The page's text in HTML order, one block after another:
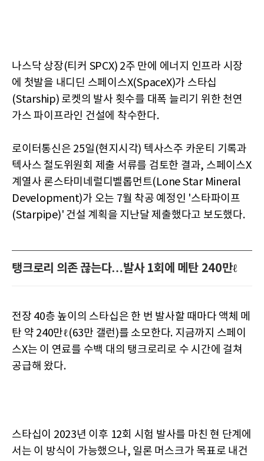
나스닥 상장(티커 SPCX) 2주 만에 에너지 인프라 시장
에 첫발을 내디딘 스페이스X(SpaceX)가 스타십
(Starship) 로켓의 발사 횟수를 대폭 늘리기 위한 천연
가스 파이프라인 건설에 착수한다.
로이터통신은 25일(현지시각) 텍사스주 카운티 기록과
텍사스 철도위원회 제출 서류를 검토한 결과, 스페이스X
계열사 론스타미네럴디벨롭먼트(Lone Star Mineral
Development)가 오는 7월 착공 예정인 '스타파이프
(Starpipe)' 건설 계획을 지난달 제출했다고 보도했다.
탱크로리 의존 끊는다…발사 1회에 메탄 240만ℓ
전장 40층 높이의 스타십은 한 번 발사할 때마다 액체 메
탄 약 240만ℓ(63만 갤런)를 소모한다. 지금까지 스페이
스X는 이 연료를 수백 대의 탱크로리로 수 시간에 걸쳐
공급해 왔다.
스타십이 2023년 이후 12회 시험 발사를 마친 현 단계에
서는 이 방식이 가능했으나, 일론 머스크가 목표로 내건